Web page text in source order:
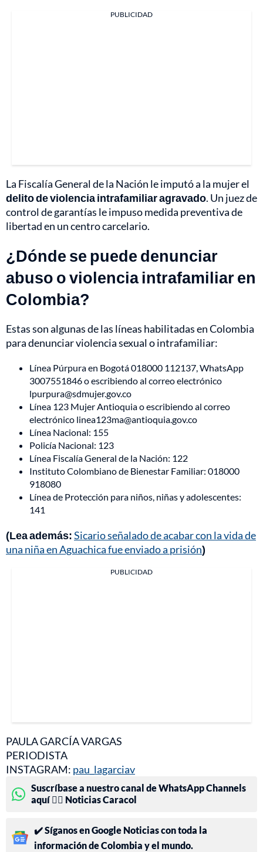
PUBLICIDAD
La Fiscalía General de la Nación le imputó a la mujer el
delito de violencia intrafamiliar agravado. Un juez de
control de garantías le impuso medida preventiva de
libertad en un centro carcelario.
¿Dónde se puede denunciar
abuso o violencia intrafamiliar en
Colombia?
Estas son algunas de las líneas habilitadas en Colombia
para denunciar violencia sexual o intrafamiliar:
Línea Púrpura en Bogotá 018000 112137, WhatsApp
3007551846 o escribiendo al correo electrónico
lpurpura@sdmujer.gov.co
Línea 123 Mujer Antioquia o escribiendo al correo
electrónico linea123ma@antioquia.gov.co
Línea Nacional: 155
Policía Nacional: 123
Línea Fiscalía General de la Nación: 122
Instituto Colombiano de Bienestar Familiar: 018000
918080
Línea de Protección para niños, niñas y adolescentes:
141
(Lea además:Sicario señalado de acabar con la vida de
una niña en Aguachica fue enviado a prisión)
PUBLICIDAD
PAULA GARCÍA VARGAS
PERIODISTA
INSTAGRAM: pau_lagarciav
Suscríbase a nuestro canal de WhatsApp Channels
aquí 👉🏻 Noticias Caracol
✔️ Síganos en Google Noticias con toda la
información de Colombia y el mundo.